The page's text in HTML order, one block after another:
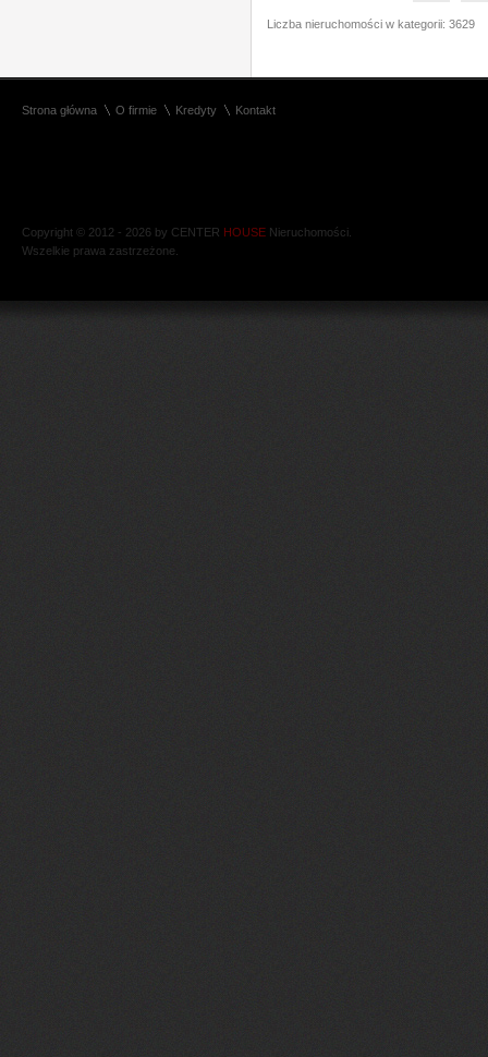
Liczba nieruchomości w kategorii: 3629
Strona główna O firmie Kredyty Kontakt
Copyright © 2012 - 2026 by CENTER HOUSE Nieruchomości.
Wszelkie prawa zastrzeżone.